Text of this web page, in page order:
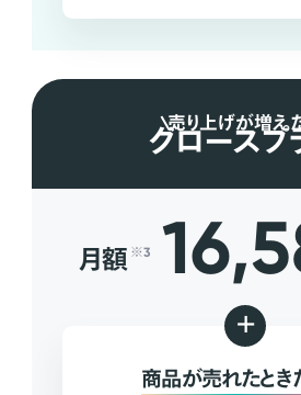
売り上げが増え
グロースプ
月額 ※3
+
商品が売れたとき